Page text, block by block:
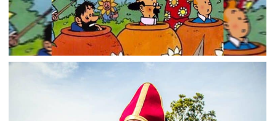
LUAB 57 – ALBUMS DE L’ANNÉE 2025
Listen Up And Bleed